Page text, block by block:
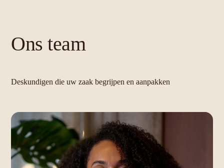
Ons team
Deskundigen die uw zaak begrijpen en aanpakken